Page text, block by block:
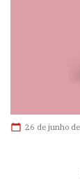
26 de junho